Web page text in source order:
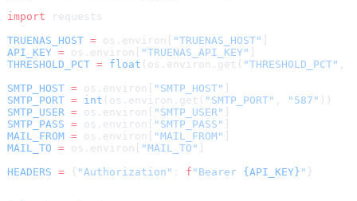
import requests
TRUENAS_HOST = os.environ[ "TRUENAS_HOST"
API_KEY = os.environ[ "TRUENAS_API_KEY"
THRESHOLD_PCT = float (os.environ.get( "THRESHOLD_PCT" ,
SMTP_HOST = os.environ[ "SMTP_HOST"
SMTP_PORT = int (os.environ.get( "SMTP_PORT" , "587" ))
SMTP_USER = os.environ[ "SMTP_USER"
SMTP_PASS = os.environ[ "SMTP_PASS"
MAIL_FROM = os.environ[ "MAIL_FROM"
MAIL_TO = os.environ[ "MAIL_TO"
HEADERS = { "Authorization" : f "Bearer {API_KEY} " }